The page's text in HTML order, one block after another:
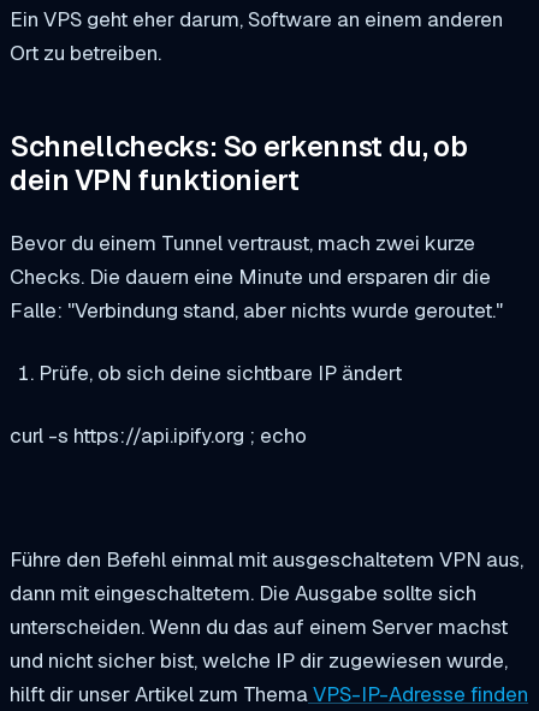
Ein VPS geht eher darum, Software an einem anderen
Ort zu betreiben.
Schnellchecks: So erkennst du, ob
dein VPN funktioniert
Bevor du einem Tunnel vertraust, mach zwei kurze
Checks. Die dauern eine Minute und ersparen dir die
Falle: "Verbindung stand, aber nichts wurde geroutet."
Prüfe, ob sich deine sichtbare IP ändert
curl -s https://api.ipify.org ; echo
Führe den Befehl einmal mit ausgeschaltetem VPN aus,
dann mit eingeschaltetem. Die Ausgabe sollte sich
unterscheiden. Wenn du das auf einem Server machst
und nicht sicher bist, welche IP dir zugewiesen wurde,
hilft dir unser Artikel zum ThemaVPS-IP-Adresse finden